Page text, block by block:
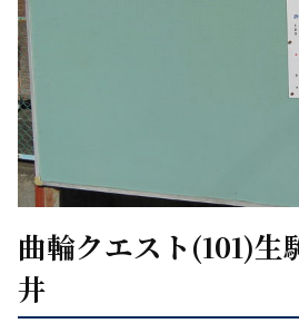
曲輪クエスト(101)生
井